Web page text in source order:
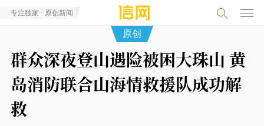
专注独家 · 原创新闻
原创
群众深夜登山遇险被困大珠山 黄
岛消防联合山海情救援队成功解
救